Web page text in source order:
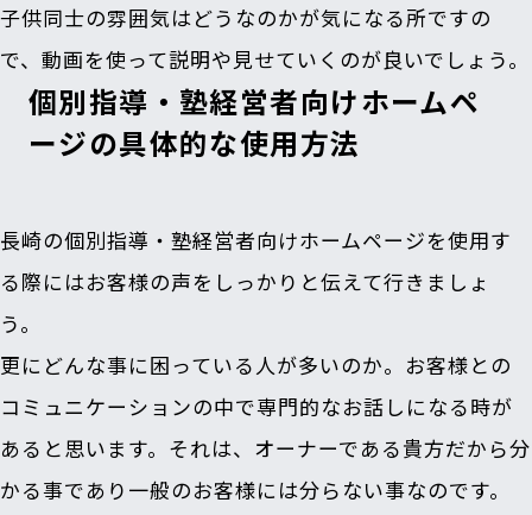
子供同士の雰囲気はどうなのかが気になる所ですの
で、動画を使って説明や見せていくのが良いでしょう。
個別指導・塾経営者向けホームペ
ージの具体的な使用方法
長崎の個別指導・塾経営者向けホームページを使用す
る際にはお客様の声をしっかりと伝えて行きましょ
う。
更にどんな事に困っている人が多いのか。お客様との
コミュニケーションの中で専門的なお話しになる時が
あると思います。それは、オーナーである貴方だから分
かる事であり一般のお客様には分らない事なのです。